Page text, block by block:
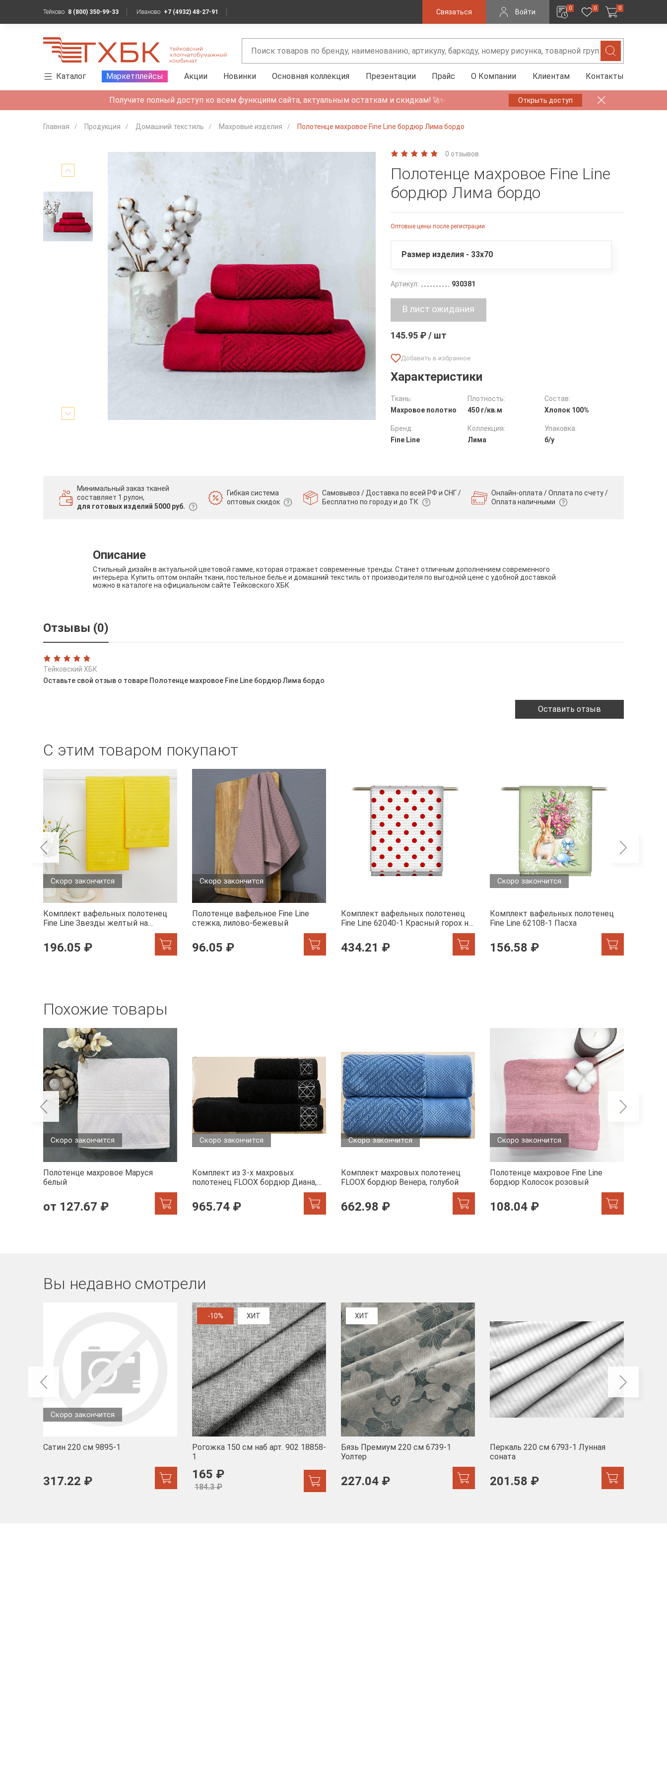
Тейково 8 (800) 350-99-33 Иваново +7 (4932) 48-27-91 Связаться Войти 0 0 0
Каталог Маркетплейсы Акции Новинки Основная коллекция Презентации Прайс О Компании Клиентам Контакты
Получите полный доступ ко всем функциям сайта, актуальным остаткам и скидкам! 🚀✨ Открыть доступ
Главная Продукция Домашний текстиль Махровые изделия Полотенце махровое Fine Line бордюр Лима бордо
0 отзывов
Полотенце махровое Fine Line
бордюр Лима бордо
Оптовые цены после регистрации
Размер изделия - 33х70
Артикул: 930381
145.95 ₽ / шт
Характеристики
Ткань:
Махровое полотно
Плотность:
450 г/кв.м
Состав:
Хлопок 100%
Бренд:
Fine Line
Коллекция:
Лима
Упаковка:
б/у
Минимальный заказ тканей
составляет 1 рулон,
для готовых изделий 5000 руб.
Гибкая система
оптовых скидок
Самовывоз / Доставка по всей РФ и СНГ /
Бесплатно по городу и до ТК
Онлайн-оплата / Оплата по счету /
Оплата наличными
Описание
Стильный дизайн в актуальной цветовой гамме, которая отражает современные тренды. Станет отличным дополнением современного
интерьера. Купить оптом онлайн ткани, постельное белье и домашний текстиль от производителя по выгодной цене с удобной доставкой
можно в каталоге на официальном сайте Тейковского ХБК
Отзывы (0)
Тейковский ХБК
Оставьте свой отзыв о товаре Полотенце махровое Fine Line бордюр Лима бордо
Оставить отзыв
С этим товаром покупают
Скоро закончится
Комплект вафельных полотенец
Fine Line Звезды желтый на
196.05 ₽
Скоро закончится
Полотенце вафельное Fine Line
стежка, лилово-бежевый
96.05 ₽
Комплект вафельных полотенец
Fine Line 62040-1 Красный горох на
434.21 ₽
Скоро закончится
Комплект вафельных полотенец
Fine Line 62108-1 Пасха
156.58 ₽
Похожие товары
Скоро закончится
Полотенце махровое Маруся
белый
от 127.67 ₽
Скоро закончится
Комплект из 3-х махровых
полотенец FLOOX бордюр Диана,
965.74 ₽
Скоро закончится
Комплект махровых полотенец
FLOOX бордюр Венера, голубой
662.98 ₽
Скоро закончится
Полотенце махровое Fine Line
бордюр Колосок розовый
108.04 ₽
Вы недавно смотрели
Скоро закончится
Сатин 220 см 9895-1
317.22 ₽
-10% ХИТ
Рогожка 150 см наб арт. 902 18858-
1
165 ₽
184.3 ₽
ХИТ
Бязь Премиум 220 см 6739-1
Уолтер
227.04 ₽
Перкаль 220 см 6793-1 Лунная
соната
201.58 ₽